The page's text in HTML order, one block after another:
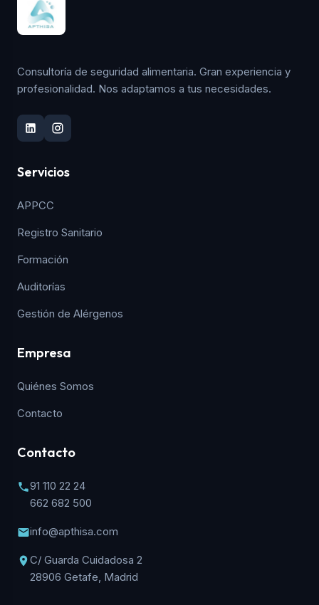
Consultoría de seguridad alimentaria. Gran experiencia y
profesionalidad. Nos adaptamos a tus necesidades.
Servicios
APPCC
Registro Sanitario
Formación
Auditorías
Gestión de Alérgenos
Empresa
Quiénes Somos
Contacto
Contacto
91 110 22 24
662 682 500
info@apthisa.com
C/ Guarda Cuidadosa 2
28906 Getafe, Madrid